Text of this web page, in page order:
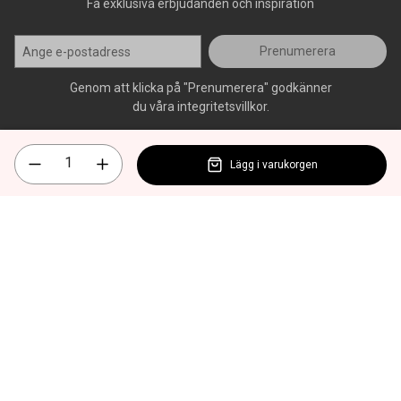
Få exklusiva erbjudanden och inspiration
Prenumerera
Genom att klicka på "Prenumerera" godkänner
du våra integritetsvillkor.
Lägg i varukorgen